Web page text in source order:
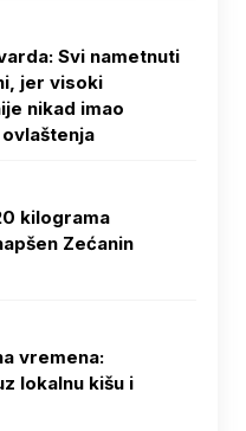
Svi nametnuti
jer visoki
nikad imao
kilograma
Zećanin
vremena:
lokalnu kišu i